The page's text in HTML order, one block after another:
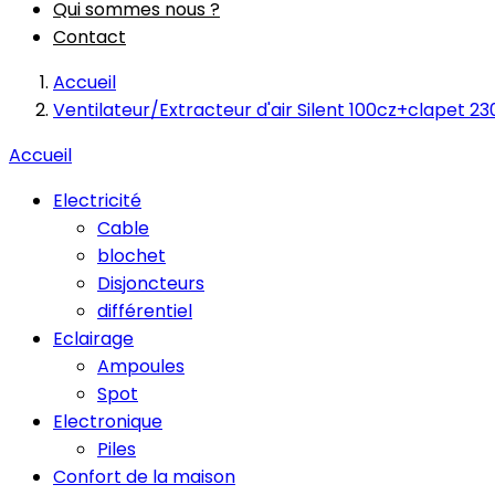
Qui sommes nous ?
Contact
Accueil
Ventilateur/Extracteur d'air Silent 100cz+clapet
Accueil
Electricité
Cable
blochet
Disjoncteurs
différentiel
Eclairage
Ampoules
Spot
Electronique
Piles
Confort de la maison